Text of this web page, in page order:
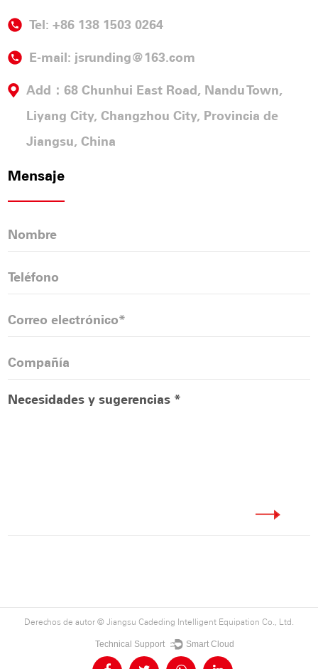
Tel: +86 138 1503 0264
E-mail: jsrunding@163.com
Add：68 Chunhui East Road, Nandu Town,
Liyang City, Changzhou City, Provincia de
Jiangsu, China
Mensaje
Derechos de autor © Jiangsu Cadeding Intelligent Equipation Co., Ltd.
Technical Support ： Smart Cloud